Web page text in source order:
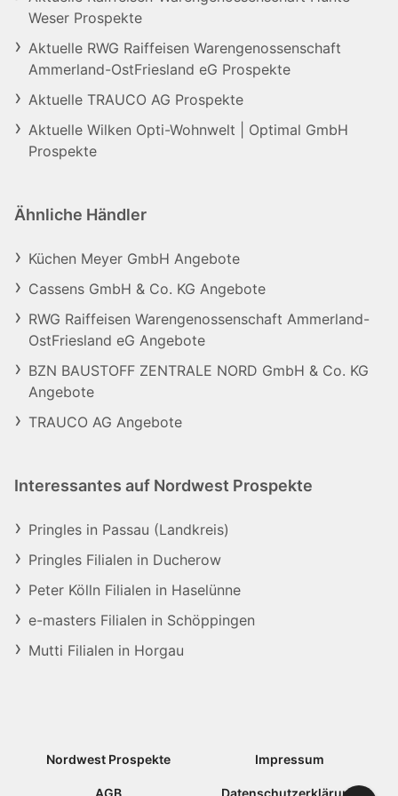
Weser Prospekte
Aktuelle RWG Raiffeisen Warengenossenschaft
Ammerland-OstFriesland eG Prospekte
Aktuelle TRAUCO AG Prospekte
Aktuelle Wilken Opti-Wohnwelt | Optimal GmbH
Prospekte
Ähnliche Händler
Küchen Meyer GmbH Angebote
Cassens GmbH & Co. KG Angebote
RWG Raiffeisen Warengenossenschaft Ammerland-
OstFriesland eG Angebote
BZN BAUSTOFF ZENTRALE NORD GmbH & Co. KG
Angebote
TRAUCO AG Angebote
Interessantes auf Nordwest Prospekte
Pringles in Passau (Landkreis)
Pringles Filialen in Ducherow
Peter Kölln Filialen in Haselünne
e-masters Filialen in Schöppingen
Mutti Filialen in Horgau
Nordwest Prospekte Impressum
AGB Datenschutzerklärung